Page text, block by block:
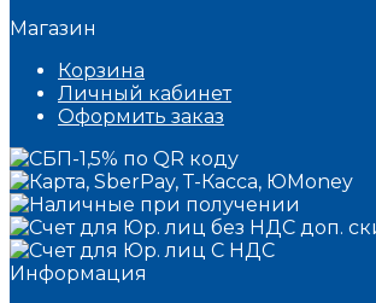
Магазин
Корзина
Личный кабинет
Оформить заказ
Информация